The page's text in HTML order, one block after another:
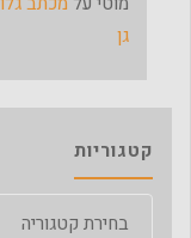
גן
קטגוריות